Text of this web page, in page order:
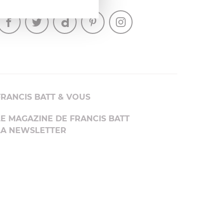
BATT & VOUS
MAGAZINE DE FRANCIS BATT
NEWSLETTER